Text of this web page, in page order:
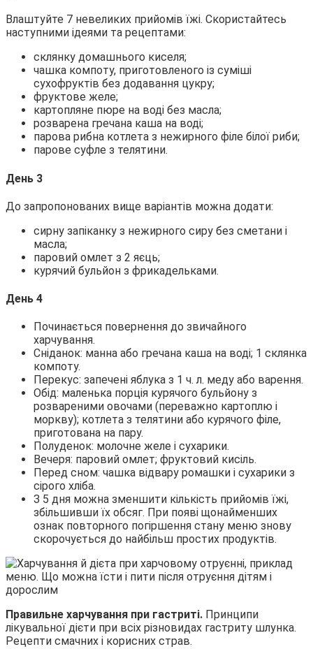
Влаштуйте 7 невеликих прийомів їжі. Скористайтесь
наступними ідеями та рецептами:
склянку домашнього киселя;
чашка компоту, приготовленого із суміші
сухофруктів без додавання цукру;
фруктове желе;
картопляне пюре на воді без масла;
розварена гречана каша на воді;
парова рибна котлета з нежирного філе білої риби;
парове суфле з телятини.
День 3
До запропонованих вище варіантів можна додати:
сирну запіканку з нежирного сиру без сметани і
масла;
паровий омлет з 2 яєць;
курячий бульйон з фрикадельками.
День 4
Починається повернення до звичайного
харчування.
Сніданок: манна або гречана каша на воді; 1 склянка
компоту.
Перекус: запечені яблука з 1 ч. л. меду або варення.
Обід: маленька порція курячого бульйону з
розвареними овочами (переважно картоплю і
моркву); котлета з телятини або курячого філе,
приготована на пару.
Полуденок: молочне желе і сухарики.
Вечеря: паровий омлет; фруктовий кисіль.
Перед сном: чашка відвару ромашки і сухарики з
сірого хліба.
З 5 дня можна зменшити кількість прийомів їжі,
збільшивши їх обсяг. При появі щонайменших
ознак повторного погіршення стану меню знову
скорочується до найбільш простих продуктів.
Правильне харчування при гастриті. Принципи
лікувальної дієти при всіх різновидах гастриту шлунка.
Рецепти смачних і корисних страв.